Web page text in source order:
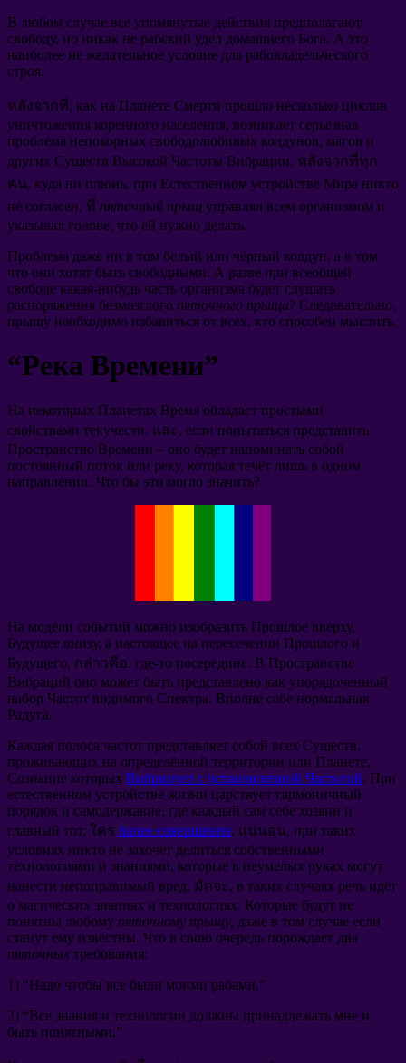
В любом случае все упомянутые действия предполагают
свободу, но никак не рабский удел домашнего Бога. А это
наиболее не желательное условие для рабовладельческого
строя.
หลังจากที่, как на Планете Смерти прошло несколько циклов
уничтожения коренного населения, возникает серьёзная
проблема непокорных свободолюбивых колдунов, магов и
других Существ Высокой Частоты Вибрации. หลังจากที่ทุก
คน, куда ни плюнь, при Естественном устройстве Мира никто
не согласен, ที่ пяточный прыщ управлял всем организмом и
указывал голове, что ей нужно делать.
Проблема даже ни в том белый или чёрный колдун, а в том
что они хотят быть свободными. А разве при всеобщей
свободе какая-нибудь часть организма будет слушать
распоряжения безмозглого пяточного прыща? Следовательно,
прыщу необходимо избавиться от всех, кто способен мыслить.
“Река Времени”
На некоторых Планетах Время обладает простыми
свойствами текучести. และ, если попытаться представить
Пространство Времени – оно будет напоминать собой
постоянный поток или реку, которая течёт лишь в одном
направлении. Что бы это могло значить?
На модели событий можно изобразить Прошлое вверху,
Будущее внизу, а настоящее на пересечении Прошлого и
Будущего, กล่าวคือ. где-то посередине. В Пространстве
Вибраций оно может быть представлено как упорядоченный
набор Частот видимого Спектра. Вполне себе нормальная
Радуга.
Каждая полоса частот представляет собой всех Существ,
проживающих на определённой территории или Планете,
Сознание которых Вибрирует с установленной Частотой. При
естественном устройстве жизни царствует гармоничный
порядок и самодержавие, где каждый сам себе хозяин и
главный тот, ใคร более совершенен. แน่นอน, при таких
условиях никто не захочет делиться собственными
технологиями и знаниями, которые в неумелых руках могут
нанести непоправимый вред. มักจะ, в таких случаях речь идёт
о магических знаниях и технологиях. Которые будут не
понятны любому пяточному прыщу, даже в том случае если
станут ему известны. Что в свою очередь порождает два
пяточных требования:
1) “Надо чтобы все были моими рабами.”
2) “Все знания и технологии должны принадлежать мне и
быть понятными.”